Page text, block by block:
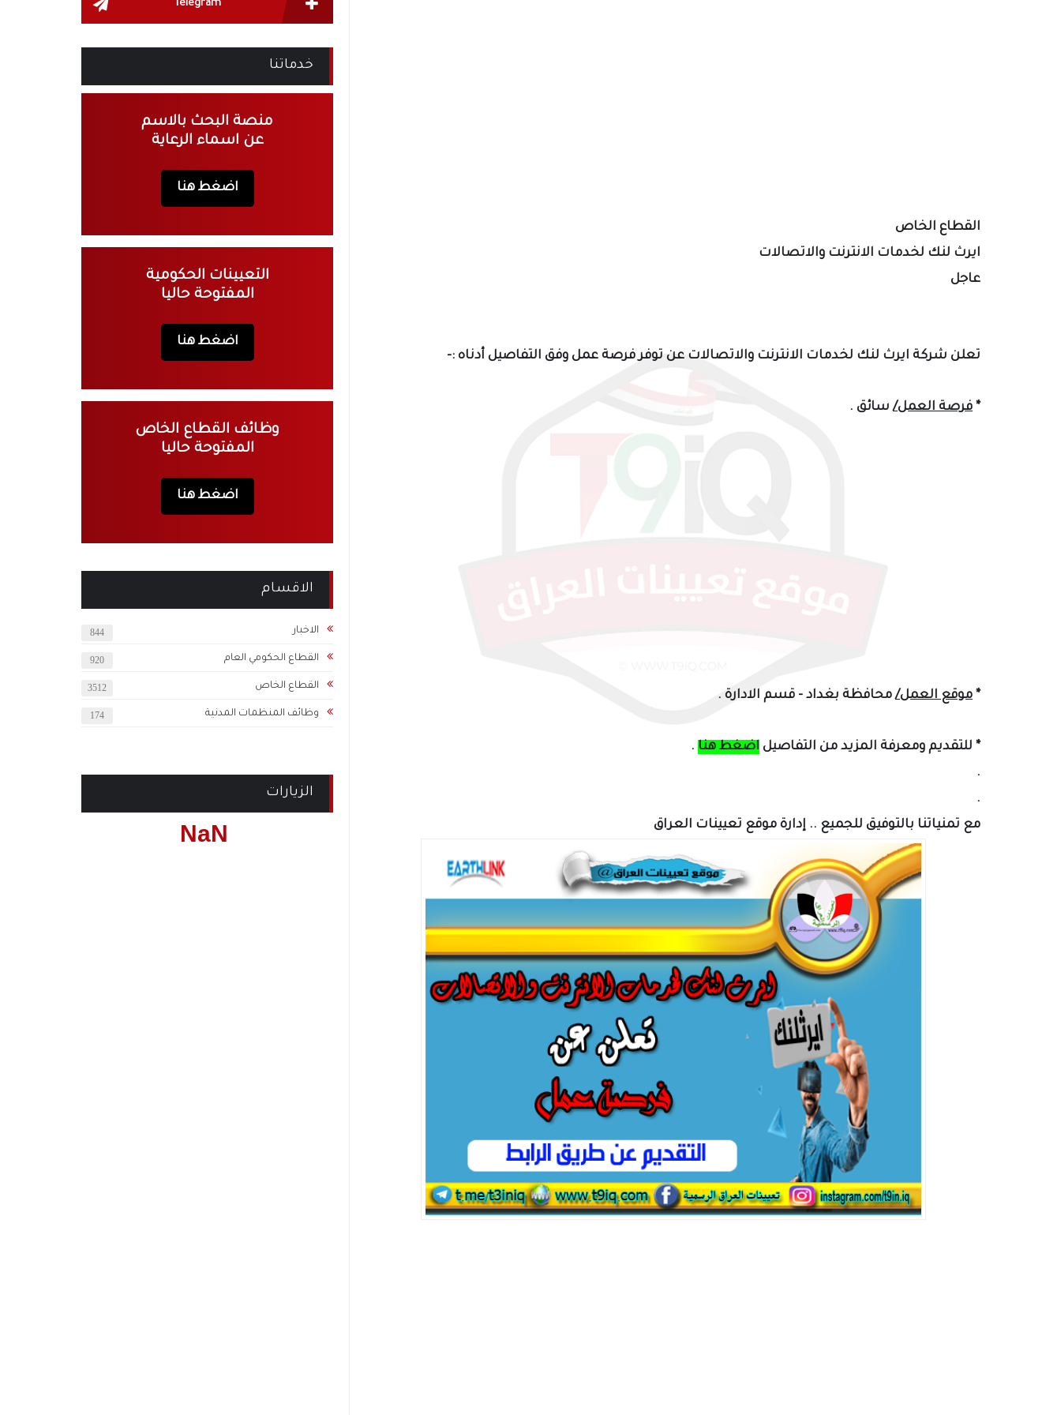
القطاع الخاص
ايرث لنك لخدمات الانترنت والاتصالات
عاجل
تعلن شركة ايرث لنك لخدمات الانترنت والاتصالات عن توفر فرصة عمل وفق التفاصيل أدناه :-
* فرصة العمل/سائق .
* موقع العمل/محافظة بغداد - قسم الادارة .
* للتقديم ومعرفة المزيد من التفاصيل اضغط هنا .
.
.
مع تمنياتنا بالتوفيق للجميع .. إدارة موقع تعيينات العراق
Telegram
خدماتنا
منصة البحث بالاسم
عن اسماء الرعاية
اضغط هنا
التعيينات الحكومية
المفتوحة حاليا
اضغط هنا
وظائف القطاع الخاص
المفتوحة حاليا
اضغط هنا
الاقسام
الاخبار 844
القطاع الحكومي العام 920
القطاع الخاص 3512
وظائف المنظمات المدنية 174
الزيارات
NaN